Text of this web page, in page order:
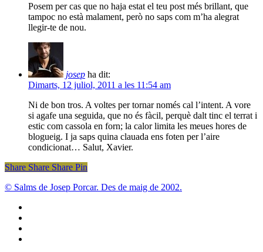
Posem per cas que no haja estat el teu post més brillant, que
tampoc no està malament, però no saps com m’ha alegrat
llegir-te de nou.
josep ha dit:
Dimarts, 12 juliol, 2011 a les 11:54 am
Ni de bon tros. A voltes per tornar només cal l’intent. A vore
si agafe una seguida, que no és fàcil, perquè dalt tinc el terrat i
estic com cassola en forn; la calor limita les meues hores de
blogueig. I ja saps quina clauada ens foten per l’aire
condicionat… Salut, Xavier.
Share
Share Share Share Pin
© Salms de Josep Porcar. Des de maig de 2002.